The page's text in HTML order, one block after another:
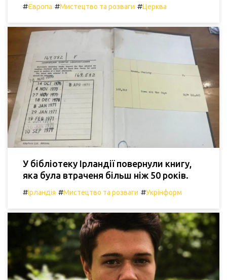
#Європа #Мистецтво та розваги #Церква
У бібліотеку Ірландії повернули книгу,
яка була втраченя більш ніж 50 років.
#Ірландія #Мистецтво та розваги #Укрінформ